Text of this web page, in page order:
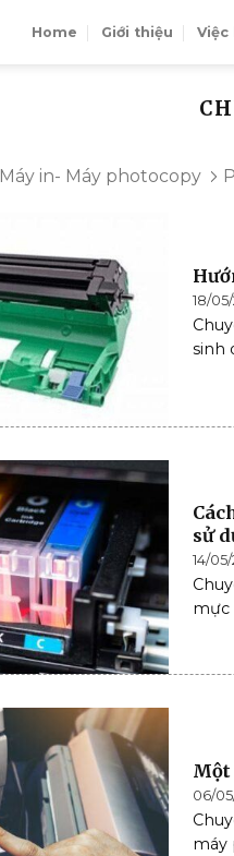
Home Giới thiệu Việc
Máy in- Máy photocopy
18/05/
sinh
sử
14/05/
mực
Một
06/
máy